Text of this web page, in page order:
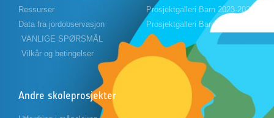
Ressurser
Data fra jordobservasjon
VANLIGE SPØRSMÅL
Vilkår og betingelser
Prosjektgalleri Barn 2023-2024
Prosjektgalleri Barn 2024-2025
Andre skoleprosjekter